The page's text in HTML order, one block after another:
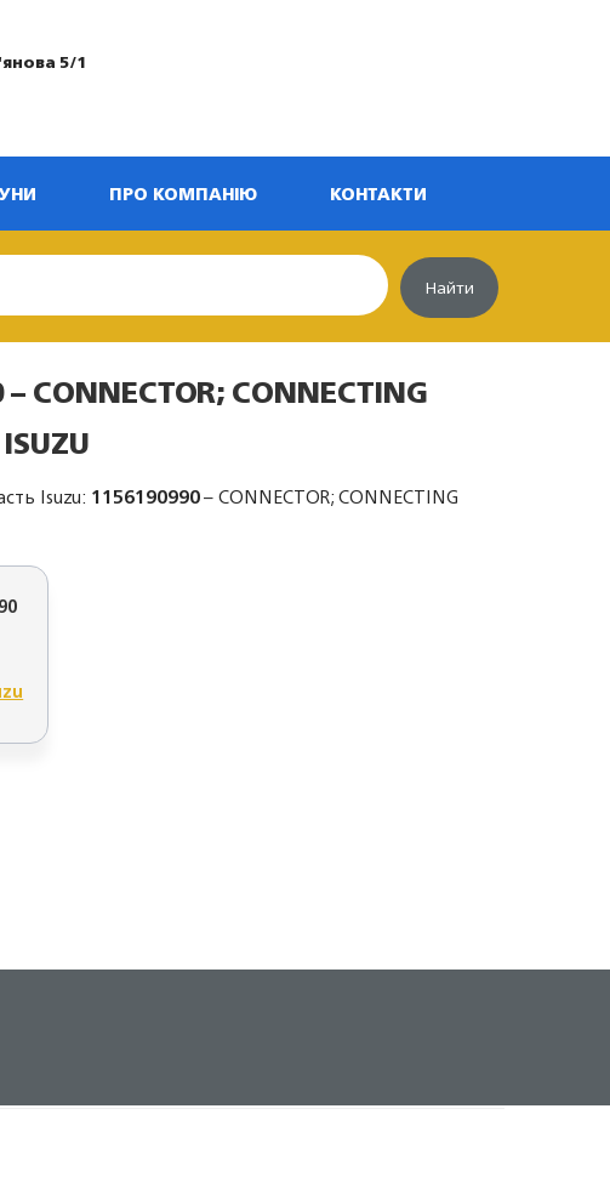
5/1
ПРО КОМПАНІЮ КОНТАКТИ
Найти
CONNECTOR; CONNECTING
Isuzu: 1156190990– CONNECTOR; CONNECTING